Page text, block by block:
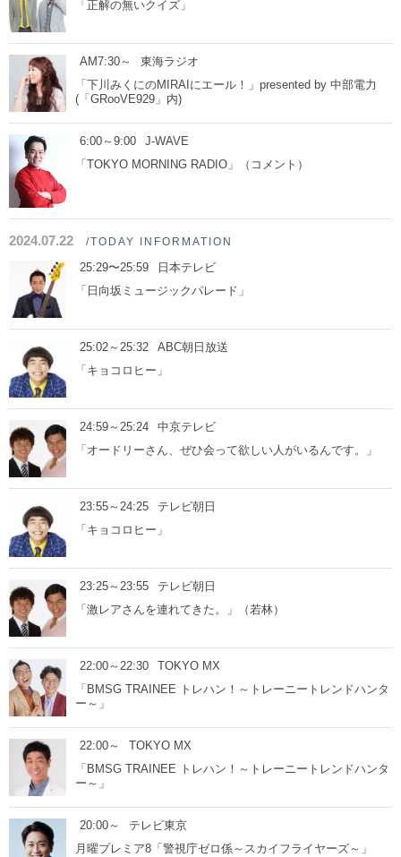
「正解の無いクイズ」
AM7:30～
東海ラジオ
「下川みくにのMIRAIにエール！」presented by 中部電力
(「GRooVE929」内)
6:00～9:00
J-WAVE
「TOKYO MORNING RADIO」（コメント）
2024.07.22 /TODAY INFORMATION
25:29〜25:59
日本テレビ
「日向坂ミュージックパレード」
25:02～25:32
ABC朝日放送
「キョコロヒー」
24:59～25:24
中京テレビ
「オードリーさん、ぜひ会って欲しい人がいるんです。」
23:55～24:25
テレビ朝日
「キョコロヒー」
23:25～23:55
テレビ朝日
「激レアさんを連れてきた。」（若林）
22:00～22:30
TOKYO MX
「BMSG TRAINEE トレハン！～トレーニートレンドハンタ
ー～」
22:00～
TOKYO MX
「BMSG TRAINEE トレハン！～トレーニートレンドハンタ
ー～」
20:00～
テレビ東京
月曜プレミア8「警視庁ゼロ係～スカイフライヤーズ～」